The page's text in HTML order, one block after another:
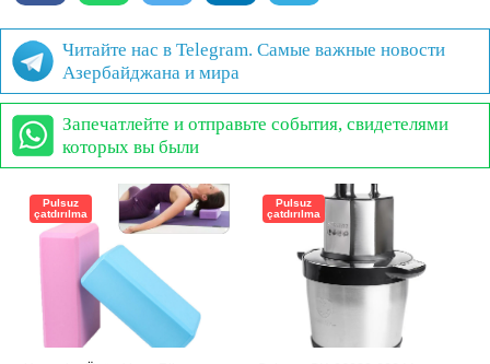
Читайте нас в Telegram. Самые важные новости
Азербайджана и мира
Запечатлейте и отправьте события, свидетелями
которых вы были